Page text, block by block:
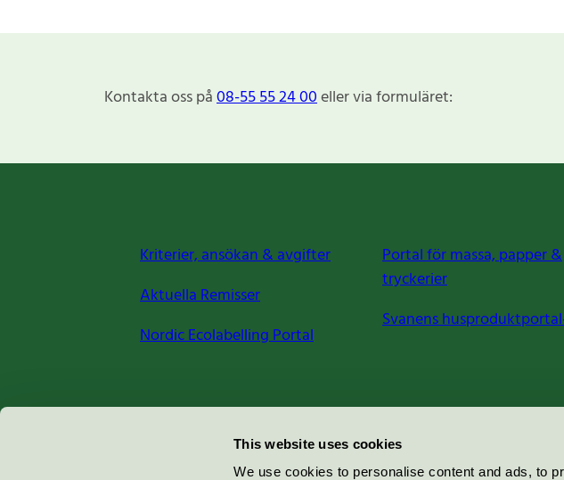
This website uses cookies
We use cookies to personalise content and ads, to
Kontakta oss på08-55 55 24 00eller via formuläret:
Kriterier, ansökan & avgifter
Aktuella Remisser
Nordic Ecolabelling Portal
Portal för massa, papper &
tryckerier
Svanens
Miljömärkning Sverige AB